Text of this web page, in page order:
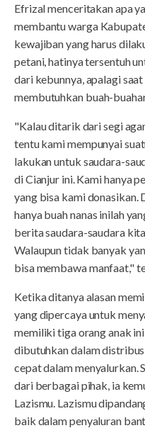
Efrizal menceritakan apa
membantu warga
kewajiban yang harus
petani, hatinya tersentuh
dari kebunnya, apalagi
membutuhkan buah-
"Kalau ditarik dari segi
tentu kami mempunyai
lakukan untuk saudara-
di Cianjur ini. Kami hanya
yang bisa kami donasikan.
hanya buah nanas inilah
berita saudara-saudara
Walaupun tidak banyak
bisa membawa manfaat,"
Ketika ditanya alasan
yang dipercaya untuk
memiliki tiga orang anak
dibutuhkan dalam
cepat dalam menyalurkan.
dari berbagai pihak, ia
Lazismu. Lazismu
baik dalam penyaluran